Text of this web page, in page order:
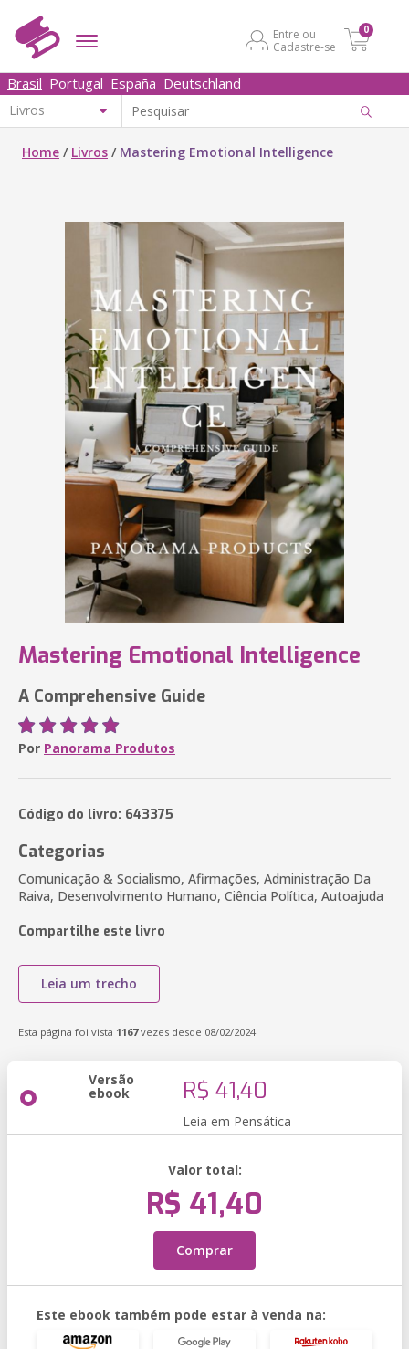
Entre ou
Cadastre-se
0
Brasil Portugal España Deutschland
Home / Livros / Mastering Emotional Intelligence
Mastering Emotional Intelligence
A Comprehensive Guide
Por Panorama Produtos
Código do livro: 643375
Categorias
Comunicação & Socialismo, Afirmações, Administração Da
Raiva, Desenvolvimento Humano, Ciência Política, Autoajuda
Compartilhe este livro
Leia um trecho
Esta página foi vista 1167vezes desde 08/02/2024
Versão
ebook R$ 41,40
Leia em Pensática
Valor total:
R$ 41,40
Comprar
Este ebook também pode estar à venda na: